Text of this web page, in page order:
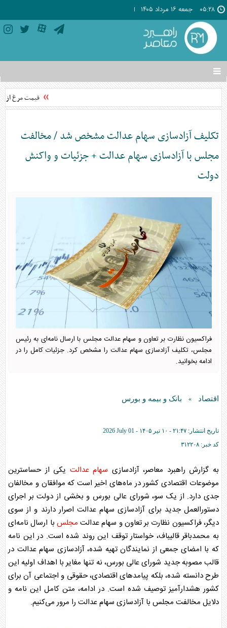
۰۵:۲۸ جمعه ۱۶ مرداد ۱۴۰۵
تغییر
وضعیت
منوی
ها
قیمت مرغ از
تکلیف آزادسازی سهام عدالت مشخص شد / مخالفت
مجلس با آزادسازی سهام عدالت + جزئیات و واکنش
دولت
فراکسیون نظارت بر تعاون و سهام عدالت مجلس با ارسال نامه‌ای به رئیس
مجلس، تکلیف آزادسازی سهام عدالت را مشخص کرد. جزئیات کامل را در
ادامه بخوانید.
اقتصاد » بانک و بیمه و بورس
تاریخ انتشار: ۲۱:۴۷ - ۱۰ تير ۱۴۰۵ -
2026 July 01
کد خبر: ۳۱۲۲۰۸
به گزارش راهبرد معاصر، آزادسازی سهام عدالت یکی از حساسترین
موضوعات اقتصادی کشور در ماه‌های اخیر است که موافقان و مخالفان
جدی دارد. از یک سو، شورای عالی بورس و بخشی از دولت بر اجرای
دستورالعمل جدید برای آزادسازی سهام عدالت اصرار دارند و از سوی
دیگر، فراکسیون نظارت بر تعاون و سهام عدالت مجلس با ارسال نامه‌ای
به محمدباقر قالیباف، خواستار توقف این روند شده است. در این نامه
که با امضای جمعی از نمایندگان تهیه شده، آزادسازی سهام عدالت در
قالب مصوبه جدید شورای عالی بورس، نه تنها مغایر با اهداف اولیه این
طرح دانسته شده، بلکه پیامد‌های اقتصادی، حقوقی و اجتماعی آن برای
کشور هشدارآمیز توصیف شده است. در ادامه، متن کامل این نامه و
دلایل مخالفت مجلس با آزادسازی سهام عدالت را مرور می‌کنیم.